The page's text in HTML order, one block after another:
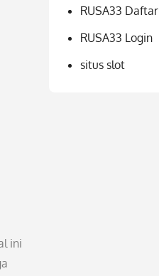
ini
RUSA33 Daftar
RUSA33 Login
situs slot